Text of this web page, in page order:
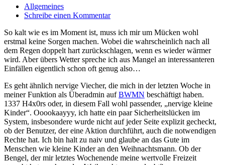
Allgemeines
Schreibe einen Kommentar
So kalt wie es im Moment ist, muss ich mir um Mücken wohl
erstmal keine Sorgen machen. Wobei die wahrscheinlich nach all
dem Regen doppelt hart zurückschlagen, wenn es wieder wärmer
wird. Aber übers Wetter spreche ich aus Mangel an interessanteren
Einfällen eigentlich schon oft genug also…
Es geht ähnlich nervige Viecher, die mich in der letzten Woche in
meiner Funktion als Überadmin aufBWMN beschäftigt haben.
1337 H4x0rs oder, in diesem Fall wohl passender, „nervige kleine
Kinder“. Ooookaayyy, ich hatte ein paar Sicherheitslücken im
System, insbesondere wurde nicht auf jeder Seite explizit gecheckt,
ob der Benutzer, der eine Aktion durchführt, auch die notwendigen
Rechte hat. Ich bin halt zu naiv und glaube an das Gute im
Menschen wie kleine Kinder an den Weihnachtsmann. Ob der
Bengel, der mir letztes Wochenende meine wertvolle Freizeit